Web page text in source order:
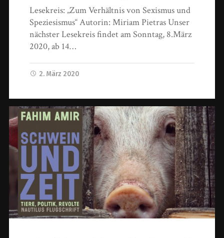
Lesekreis: „Zum Verhältnis von Sexismus und
Speziesismus“ Autorin: Miriam Pietras Unser
nächster Lesekreis findet am Sonntag, 8.März
2020, ab 14…
2. März 2020